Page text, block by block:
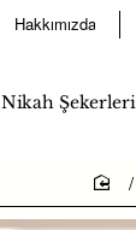
Hakkımızda
Nikah Şekerleri
home